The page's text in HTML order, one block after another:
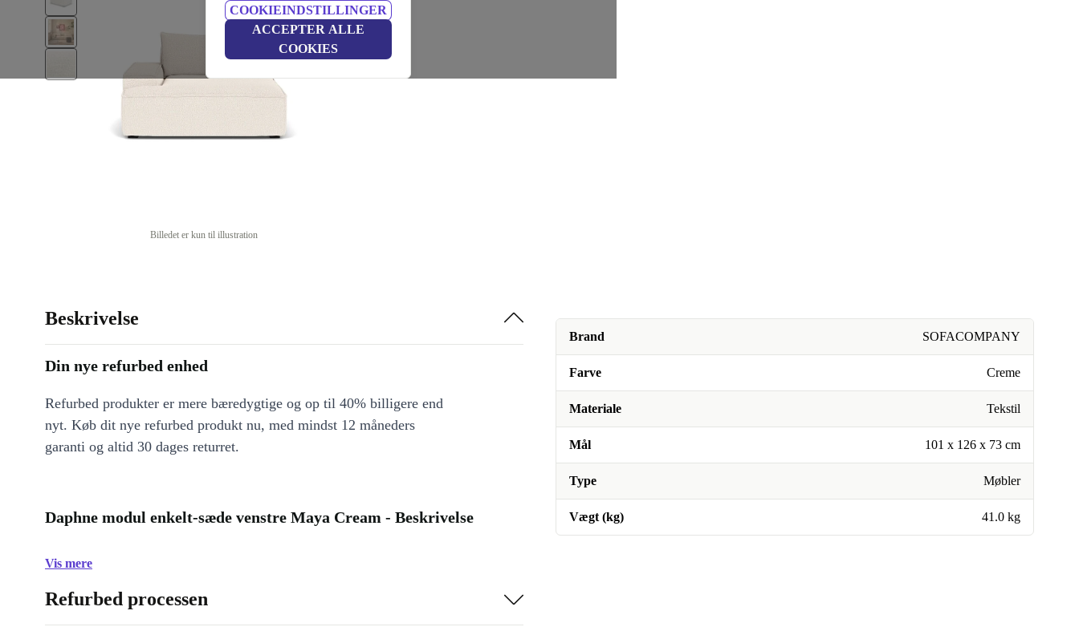
COOKIEINDSTILLINGER
ACCEPTER ALLE
COOKIES
Billedet er kun til illustration
Brand SOFACOMPANY
Farve Creme
Materiale Tekstil
Mål 101 x 126 x 73 cm
Type Møbler
Vægt (kg) 41.0 kg
Beskrivelse
Din nye refurbed enhed
Refurbed produkter er mere bæredygtige og op til 40% billigere end
nyt. Køb dit nye refurbed produkt nu, med mindst 12 måneders
garanti og altid 30 dages returret.
Daphne modul enkelt-sæde venstre Maya Cream - Beskrivelse
Vis mere
Refurbed processen